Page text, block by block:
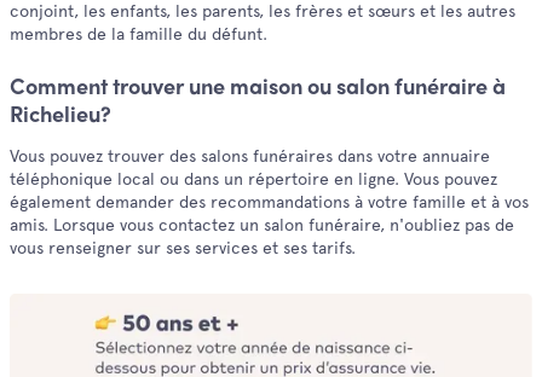
conjoint, les enfants, les parents, les frères et sœurs et les autres
membres de la famille du défunt.
Comment trouver une maison ou salon funéraire à
Richelieu?
Vous pouvez trouver des salons funéraires dans votre annuaire
téléphonique local ou dans un répertoire en ligne. Vous pouvez
également demander des recommandations à votre famille et à vos
amis. Lorsque vous contactez un salon funéraire, n'oubliez pas de
vous renseigner sur ses services et ses tarifs.